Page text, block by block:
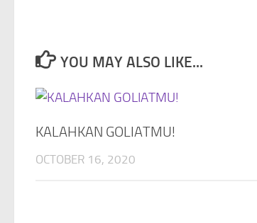
YOU MAY ALSO LIKE...
KALAHKAN GOLIATMU!
OCTOBER 16, 2020